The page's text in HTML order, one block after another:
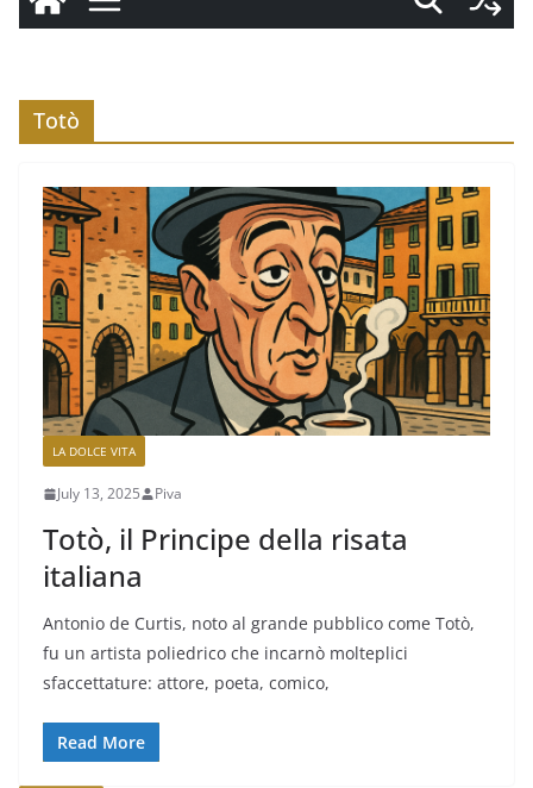
Totò
LA DOLCE VITA
July 13, 2025 Piva
Totò, il Principe della risata
italiana
Antonio de Curtis, noto al grande pubblico come Totò,
fu un artista poliedrico che incarnò molteplici
sfaccettature: attore, poeta, comico,
Read More